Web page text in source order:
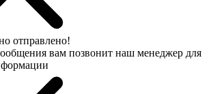
отправлено!
вам позвонит наш менеджер для